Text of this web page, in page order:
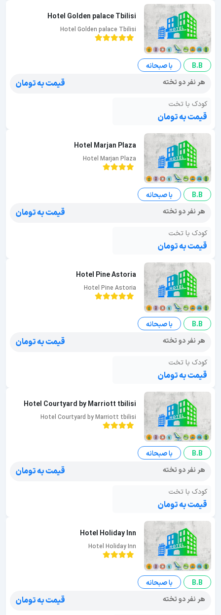
Hotel Golden palace Tbilisi
Hotel Golden palace Tbilisi
B.B
با صبحانه
هر نفر دو تخته
قیمت به تومان
کودک با تخت
قیمت به تومان
Hotel Marjan Plaza
Hotel Marjan Plaza
B.B
با صبحانه
هر نفر دو تخته
قیمت به تومان
کودک با تخت
قیمت به تومان
Hotel Pine Astoria
Hotel Pine Astoria
B.B
با صبحانه
هر نفر دو تخته
قیمت به تومان
کودک با تخت
قیمت به تومان
Hotel Courtyard by Marriott tbilisi
Hotel Courtyard by Marriott tbilisi
B.B
با صبحانه
هر نفر دو تخته
قیمت به تومان
کودک با تخت
قیمت به تومان
Hotel Holiday Inn
Hotel Holiday Inn
B.B
با صبحانه
هر نفر دو تخته
قیمت به تومان